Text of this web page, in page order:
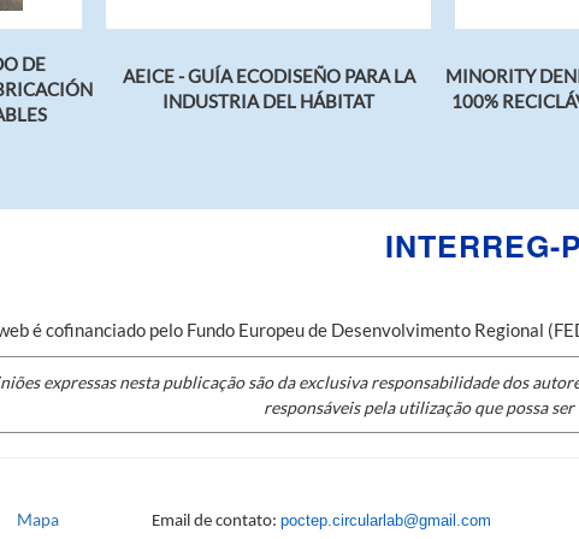
DE
AEICE - GUÍA ECODISEÑO PARA LA
INDUSTRIA DEL HÁBITAT
MINORITY
100%
INTERREG-
é cofinanciado pelo Fundo Europeu de Desenvolvimento Regional
expressas nesta publicação são da exclusiva responsabilidade dos
responsáveis pela utilização que possa
Mapa
Email de contato: poctep.circularlab@gmail.com